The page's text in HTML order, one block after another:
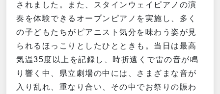
されました。また、スタインウェイピアノの演
奏を体験できるオープンピアノを実施し、多く
の子どもたちがピアニスト気分を味わう姿が見
られるほっこりとしたひとときも。当日は最高
気温35度以上を記録し、時折遠くで雷の音が鳴
り響く中、県立劇場の中には、さまざまな音が
入り乱れ、重なり合い、その中でお祭りの賑わ